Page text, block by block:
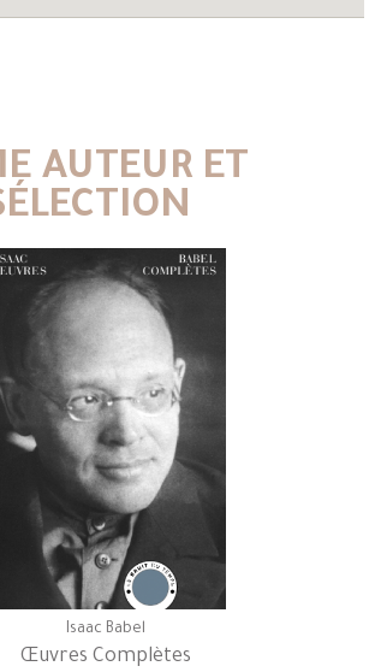
AUTEUR ET
Isaac Babel
Œuvres Complètes